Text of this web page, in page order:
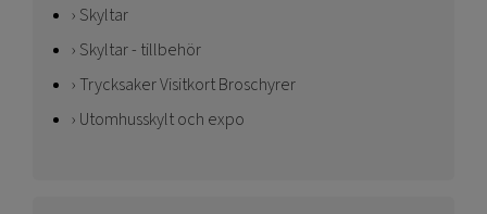
Skyltar
Skyltar - tillbehör
Trycksaker Visitkort Broschyrer
Utomhusskylt och expo